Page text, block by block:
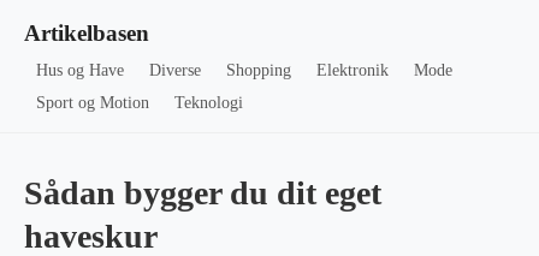
Artikelbasen
Hus og Have Diverse Shopping Elektronik
Mode
Sport og Motion
Teknologi
Sådan bygger du dit eget
haveskur